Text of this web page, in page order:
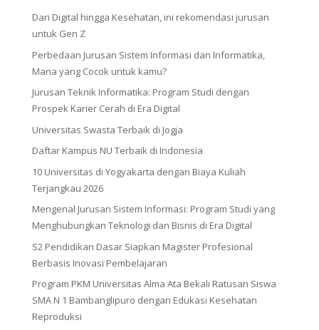
Dari Digital hingga Kesehatan, ini rekomendasi jurusan
untuk Gen Z
Perbedaan Jurusan Sistem Informasi dan Informatika,
Mana yang Cocok untuk kamu?
Jurusan Teknik Informatika: Program Studi dengan
Prospek Karier Cerah di Era Digital
Universitas Swasta Terbaik di Jogja
Daftar Kampus NU Terbaik di Indonesia
10 Universitas di Yogyakarta dengan Biaya Kuliah
Terjangkau 2026
Mengenal Jurusan Sistem Informasi: Program Studi yang
Menghubungkan Teknologi dan Bisnis di Era Digital
S2 Pendidikan Dasar Siapkan Magister Profesional
Berbasis Inovasi Pembelajaran
Program PKM Universitas Alma Ata Bekali Ratusan Siswa
SMA N 1 Bambanglipuro dengan Edukasi Kesehatan
Reproduksi